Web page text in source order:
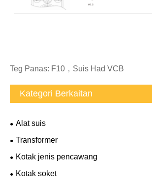
Teg Panas: F10，Suis Had VCB
Kategori Berkaitan
Alat suis
Transformer
Kotak jenis pencawang
Kotak soket